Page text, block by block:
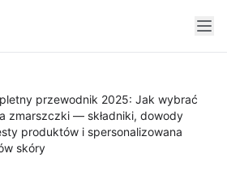
przewodnik 2025: Jak wybrać
zmarszczki — składniki, dowody
produktów i spersonalizowana
skóry